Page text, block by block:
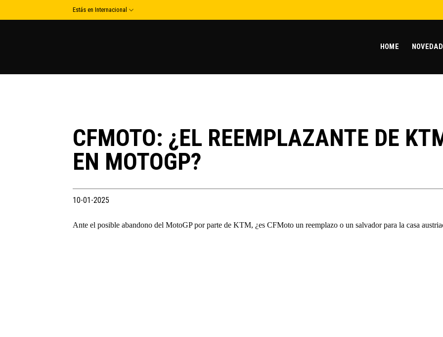
to
Estás en Internacional
HOME
CFMOTO: ¿EL REEMPLAZANTE DE
EN MOTOGP?
10-01-2025
Ante el posible abandono del MotoGP por parte de KTM, ¿es CFMoto un reemplazo o un salvador para la casa